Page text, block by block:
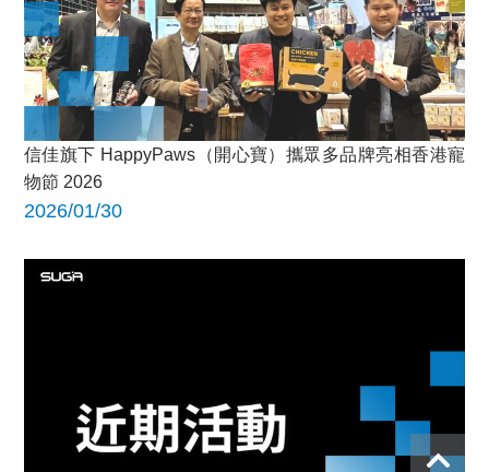
信佳旗下 HappyPaws（開心寶）攜眾多品牌亮相香港寵
物節 2026
2026/01/30